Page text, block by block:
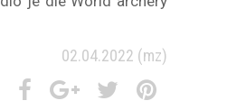
02.04.2022 (mz)